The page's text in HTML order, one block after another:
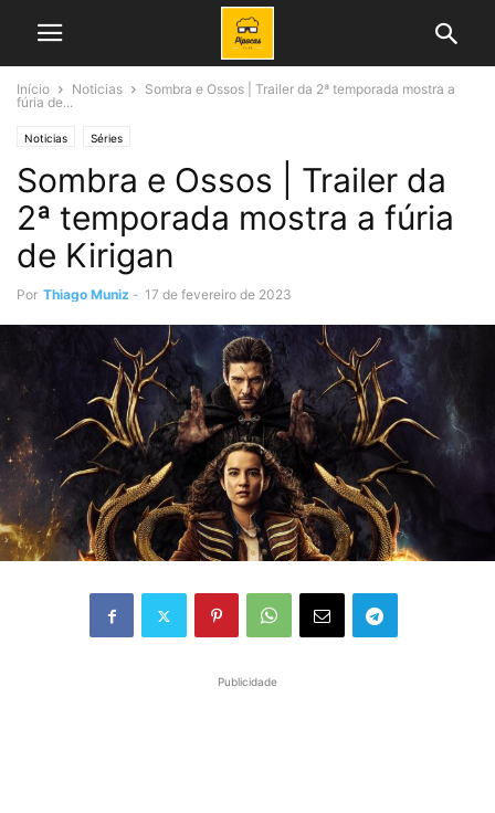
Início Noticias
Sombra e Ossos | Trailer da 2ª temporada mostra a
fúria de...
Noticias Séries
Sombra e Ossos | Trailer da
2ª temporada mostra a fúria
de Kirigan
Por Thiago Muniz - 17 de fevereiro de 2023
Publicidade